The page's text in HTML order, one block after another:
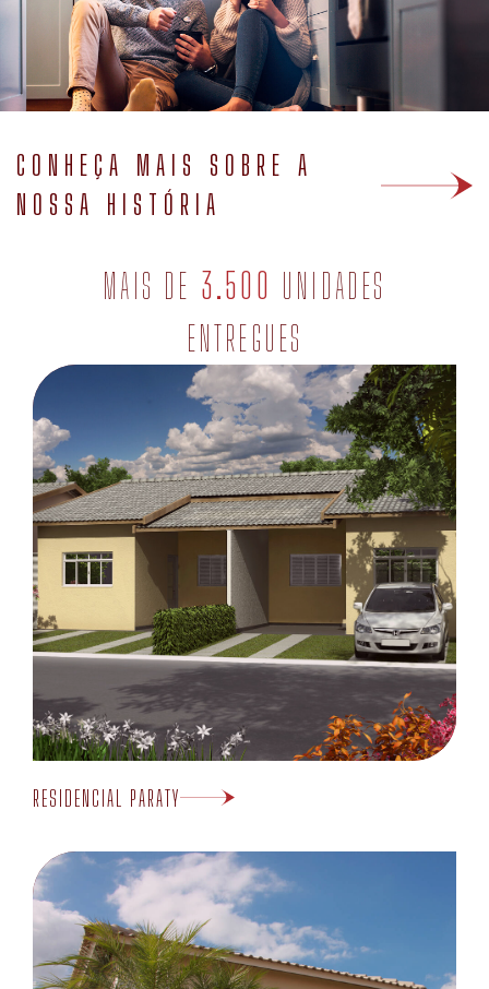
CONHEÇA MAIS SOBRE A
NOSSA HISTÓRIA
MAIS DE 3.500 UNIDADES
ENTREGUES
RESIDENCIAL PARATY